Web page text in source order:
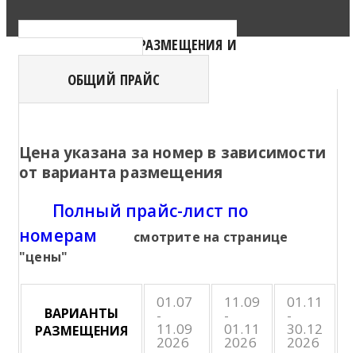
ВАРИАНТЫ РАЗМЕЩЕНИЯ И
СТОИМОСТЬ
ОБЩИЙ ПРАЙС
Цена указана за номер в зависимости
от варианта размещения
Полный прайс-лист по
номерам
смотрите на странице
"цены"
ВАРИАНТЫ
РАЗМЕЩЕНИЯ
01.07
-
11.09
2026
11.09
-
01.11
2026
01.11
-
30.12
2026